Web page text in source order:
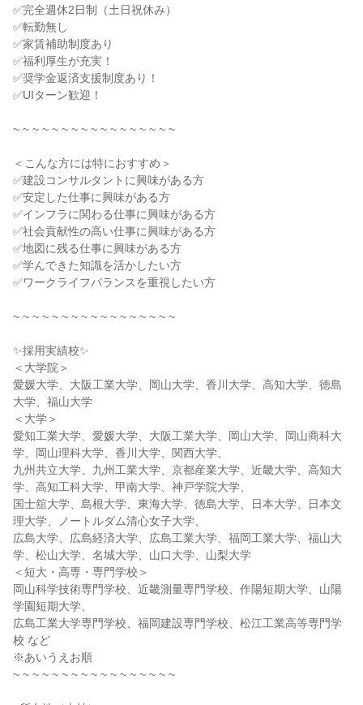
✅完全週休2日制（土日祝休み）
✅転勤無し
✅家賃補助制度あり
✅福利厚生が充実！
✅奨学金返済支援制度あり！
✅UIターン歓迎！
~ ~ ~ ~ ~ ~ ~ ~ ~ ~ ~ ~ ~ ~ ~ ~ ~
＜こんな方には特におすすめ＞
✅建設コンサルタントに興味がある方
✅安定した仕事に興味がある方
✅インフラに関わる仕事に興味がある方
✅社会貢献性の高い仕事に興味がある方
✅地図に残る仕事に興味がある方
✅学んできた知識を活かしたい方
✅ワークライフバランスを重視したい方
~ ~ ~ ~ ~ ~ ~ ~ ~ ~ ~ ~ ~ ~ ~ ~ ~
✨採用実績校✨
＜大学院＞
愛媛大学、大阪工業大学、岡山大学、香川大学、高知大学、徳島
大学、福山大学
＜大学＞
愛知工業大学、愛媛大学、大阪工業大学、岡山大学、岡山商科大
学、岡山理科大学、香川大学、関西大学、
九州共立大学、九州工業大学、京都産業大学、近畿大学、高知大
学、高知工科大学、甲南大学、神戸学院大学、
国士舘大学、島根大学、東海大学、徳島大学、日本大学、日本文
理大学、ノートルダム清心女子大学、
広島大学、広島経済大学、広島工業大学、福岡工業大学、福山大
学、松山大学、名城大学、山口大学、山梨大学
＜短大・高専・専門学校＞
岡山科学技術専門学校、近畿測量専門学校、作陽短期大学、山陽
学園短期大学、
広島工業大学専門学校、福岡建設専門学校、松江工業高等専門学
校 など
※あいうえお順
~ ~ ~ ~ ~ ~ ~ ~ ~ ~ ~ ~ ~ ~ ~ ~ ~